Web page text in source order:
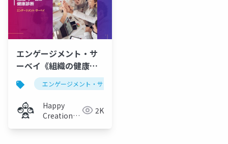
エンゲージメント・サ
ーベイ《組織の健康診
断》
エンゲージメント・サーベイ
Happy
Creation
2K